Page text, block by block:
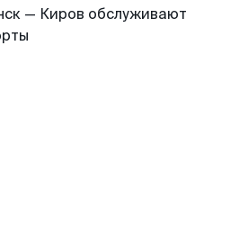
— Киров обслуживают